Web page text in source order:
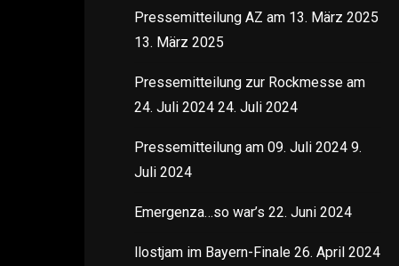
Pressemitteilung AZ am 13. März 2025
13. März 2025
Pressemitteilung zur Rockmesse am
24. Juli 2024 24. Juli 2024
Pressemitteilung am 09. Juli 2024 9.
Juli 2024
Emergenza…so war’s 22. Juni 2024
llostjam im Bayern-Finale 26. April 2024